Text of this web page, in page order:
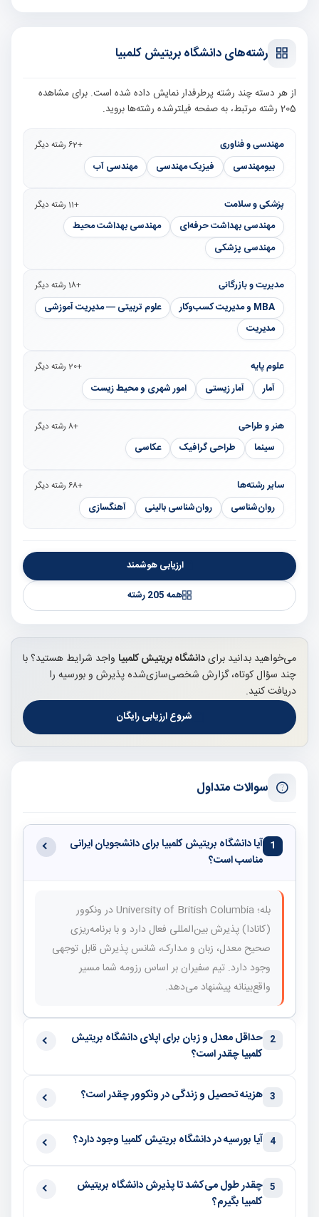
رشته‌های دانشگاه بریتیش کلمبیا
از هر دسته چند رشته پرطرفدار نمایش داده شده است. برای مشاهده
205 رشته مرتبط، به صفحه فیلترشده رشته‌ها بروید.
مهندسی و فناوری +62 رشته دیگر
بیومهندسی فیزیک مهندسی مهندسی آب
پزشکی و سلامت +11 رشته دیگر
مهندسی بهداشت حرفه‌ای
مهندسی بهداشت محیط
مهندسی پزشکی
مدیریت و بازرگانی +18 رشته دیگر
MBA و مدیریت کسب‌وکار
علوم تربیتی — مدیریت آموزشی
مدیریت
علوم پایه +20 رشته دیگر
آمار آمار زیستی امور شهری و محیط زیست
هنر و طراحی +8 رشته دیگر
سینما طراحی گرافیک عکاسی
سایر رشته‌ها +68 رشته دیگر
روان‌شناسی روان‌شناسی بالینی آهنگسازی
ارزیابی هوشمند
همه 205 رشته
می‌خواهید بدانید برایدانشگاه بریتیش کلمبیا واجد شرایط هستید؟ با
چند سؤال کوتاه، گزارش شخصی‌سازی‌شده پذیرش و بورسیه را
دریافت کنید.
شروع ارزیابی رایگان
سوالات متداول
1 آیا دانشگاه بریتیش کلمبیا برای دانشجویان ایرانی
مناسب است؟
بله؛ University of British Columbia در ونکوور
(کانادا) پذیرش بین‌المللی فعال دارد و با برنامه‌ریزی
صحیح معدل، زبان و مدارک، شانس پذیرش قابل توجهی
وجود دارد. تیم سفیران بر اساس رزومه شما مسیر
واقع‌بینانه پیشنهاد می‌دهد.
2 حداقل معدل و زبان برای اپلای دانشگاه بریتیش
کلمبیا چقدر است؟
3 هزینه تحصیل و زندگی در ونکوور چقدر است؟
4 آیا بورسیه در دانشگاه بریتیش کلمبیا وجود دارد؟
5 چقدر طول می‌کشد تا پذیرش دانشگاه بریتیش
کلمبیا بگیرم؟